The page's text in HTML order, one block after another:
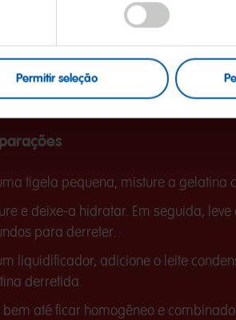
Permitir seleção
tigela pequena, misture a gelatina
e deixe-a hidratar. Em seguida,
para derreter.
liquidificador, adicione o leite
derretida.
bem até ficar homogêneo e